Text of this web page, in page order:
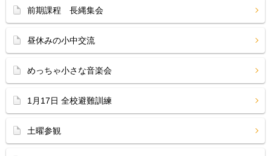
前期課程 長縄集会
昼休みの小中交流
めっちゃ小さな音楽会
1月17日 全校避難訓練
土曜参観